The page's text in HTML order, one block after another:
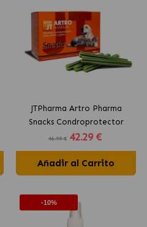
JTPharma Artro Pharma
Snacks Condroprotector
para Perros y Gatos
46.99 € 42.29 €
Añadir al Carrito
-10%